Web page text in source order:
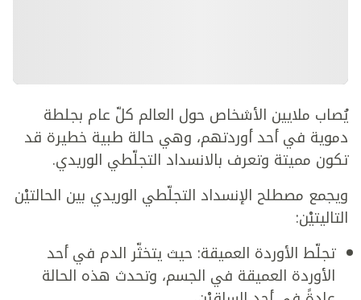
يُصاب ملايين الأشخاص حول العالم كلّ عام بجلطة
دموية في أحد أوردتهم، وهي حالة طبية خطيرة قد
تكون مميتة وتعرف بالانسداد التجلّطي الوريدي.
ويجمع مصطلح الإنسداد التجلّطي الوريدي بين الحالتيْن
التاليتيْن:
تجلّط الأوردة العميقة: حيث يتخثّر الدم في أحد
الأوردة العميقة في الجسم، وتحدث هذه الحالة